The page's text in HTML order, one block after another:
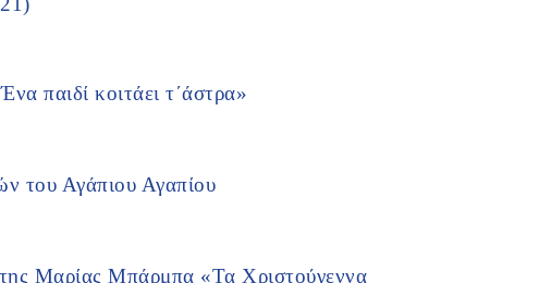
παιδί κοιτάει τ΄άστρα»
του Αγάπιου Αγαπίου
Μαρίας Μπάρμπα «Τα Χριστούγεννα